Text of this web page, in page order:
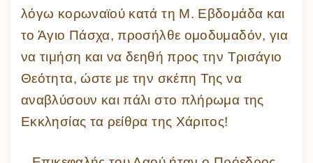
λόγω κορωναϊού κατά τη Μ. Εβδομάδα και
το Άγιο Πάσχα, προσήλθε ομοδυμαδόν, για
να τιμήση και να δεηθή προς την Τρισάγιο
Θεότητα, ώστε με την σκέπη Της να
αναβλύσουν και πάλι στο πλήρωμα της
Εκκλησίας τα ρείθρα της Χάριτος!